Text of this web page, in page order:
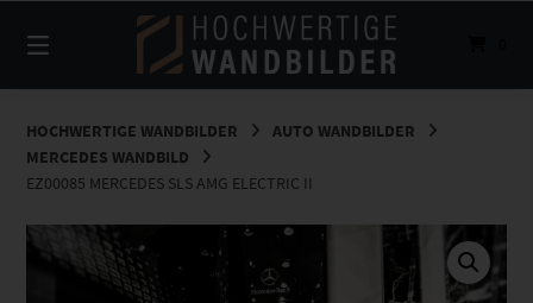
zum
Inhalt
HOCHWERTIGE WANDBILDER
AUTO WANDBILDER
MERCEDES WANDBILD
EZ00085 MERCEDES SLS AMG ELECTRIC II